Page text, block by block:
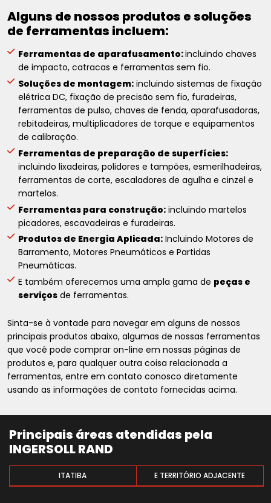
Alguns de nossos produtos e soluções
de ferramentas incluem:
Ferramentas de aparafusamento:incluindo chaves
de impacto, catracas e ferramentas sem fio.
Soluções de montagem: incluindo sistemas de fixação
elétrica DC, fixação de precisão sem fio, furadeiras,
ferramentas de pulso, chaves de fenda, aparafusadoras,
rebitadeiras, multiplicadores de torque e equipamentos
de calibração.
Ferramentas de preparação de superfícies:
incluindo lixadeiras, polidores e tampões, esmerilhadeiras,
ferramentas de corte, escaladores de agulha e cinzel e
martelos.
Ferramentas para construção: incluindo martelos
picadores, escavadeiras e furadeiras.
Produtos de Energia Aplicada: Incluindo Motores de
Barramento, Motores Pneumáticos e Partidas
Pneumáticas.
E também oferecemos uma ampla gama de peças e
serviços de ferramentas.
Sinta-se à vontade para navegar em alguns de nossos
principais produtos abaixo, algumas de nossas ferramentas
que você pode comprar on-line em nossas páginas de
produtos e, para qualquer outra coisa relacionada a
ferramentas, entre em contato conosco diretamente
usando as informações de contato fornecidas acima.
Principais áreas atendidas pela
INGERSOLL RAND
ITATIBA E TERRITÓRIO ADJACENTE